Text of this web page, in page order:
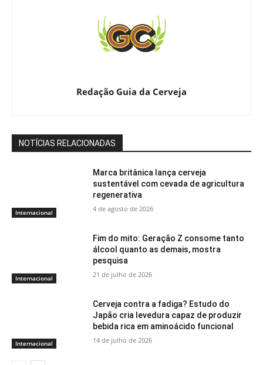
Redação Guia da Cerveja
NOTÍCIAS RELACIONADAS
Internacional
Marca britânica lança cerveja
sustentável com cevada de agricultura
regenerativa
4 de agosto de 2026
Internacional
Fim do mito: Geração Z consome tanto
álcool quanto as demais, mostra
pesquisa
21 de julho de 2026
Internacional
Cerveja contra a fadiga? Estudo do
Japão cria levedura capaz de produzir
bebida rica em aminoácido funcional
14 de julho de 2026